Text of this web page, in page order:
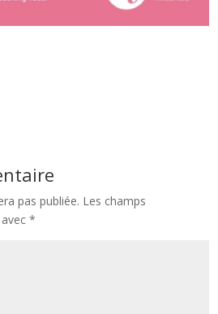
pas publiée. Les champs
avec*